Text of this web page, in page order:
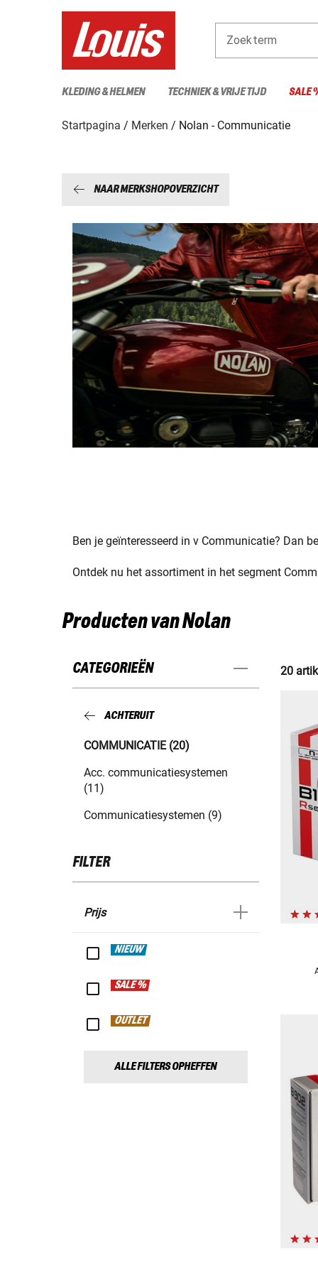
Zoekterm
KLEDING & HELMEN TECHNIEK & VRIJE TIJD SALE
Startpagina Merken Nolan - Communicatie
NAAR MERKSHOPOVERZICHT
Ben je geïnteresseerd in v Communicatie? Dan
Ontdek nu het assortiment in het segment
Producten van Nolan
CATEGORIEËN
ACHTERUIT
COMMUNICATIE (20)
Acc. communicatiesystemen
(11)
Communicatiesystemen (9)
FILTER
Prijs
NIEUW
SALE %
OUTLET
ALLE FILTERS OPHEFFEN
20